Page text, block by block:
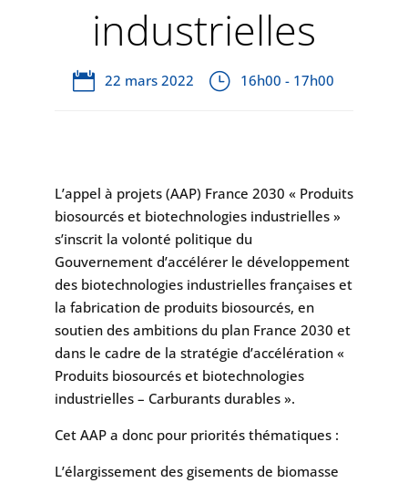
industrielles
22 mars 2022 16h00 - 17h00
L’appel à projets (AAP) France 2030 « Produits
biosourcés et biotechnologies industrielles »
s’inscrit la volonté politique du
Gouvernement d’accélérer le développement
des biotechnologies industrielles françaises et
la fabrication de produits biosourcés, en
soutien des ambitions du plan France 2030 et
dans le cadre de la stratégie d’accélération «
Produits biosourcés et biotechnologies
industrielles – Carburants durables ».
Cet AAP a donc pour priorités thématiques :
L’élargissement des gisements de biomasse